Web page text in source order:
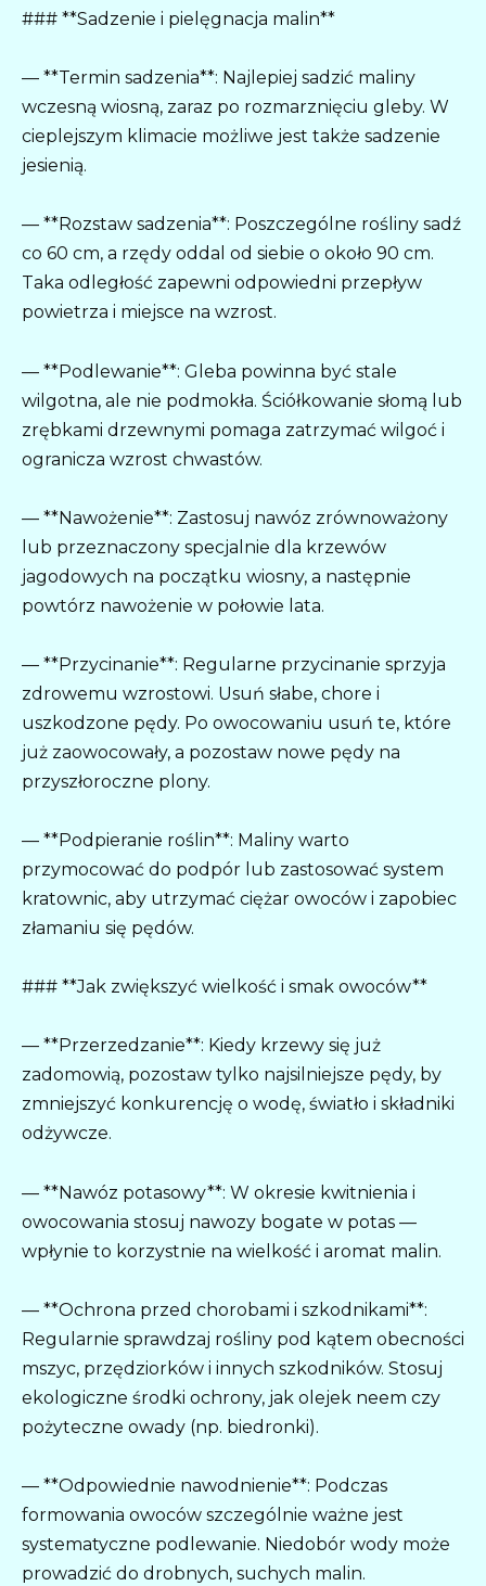
### **Sadzenie i pielęgnacja malin**
— **Termin sadzenia**: Najlepiej sadzić maliny
wczesną wiosną, zaraz po rozmarznięciu gleby. W
cieplejszym klimacie możliwe jest także sadzenie
jesienią.
— **Rozstaw sadzenia**: Poszczególne rośliny sadź
co 60 cm, a rzędy oddal od siebie o około 90 cm.
Taka odległość zapewni odpowiedni przepływ
powietrza i miejsce na wzrost.
— **Podlewanie**: Gleba powinna być stale
wilgotna, ale nie podmokła. Ściółkowanie słomą lub
zrębkami drzewnymi pomaga zatrzymać wilgoć i
ogranicza wzrost chwastów.
— **Nawożenie**: Zastosuj nawóz zrównoważony
lub przeznaczony specjalnie dla krzewów
jagodowych na początku wiosny, a następnie
powtórz nawożenie w połowie lata.
— **Przycinanie**: Regularne przycinanie sprzyja
zdrowemu wzrostowi. Usuń słabe, chore i
uszkodzone pędy. Po owocowaniu usuń te, które
już zaowocowały, a pozostaw nowe pędy na
przyszłoroczne plony.
— **Podpieranie roślin**: Maliny warto
przymocować do podpór lub zastosować system
kratownic, aby utrzymać ciężar owoców i zapobiec
złamaniu się pędów.
### **Jak zwiększyć wielkość i smak owoców**
— **Przerzedzanie**: Kiedy krzewy się już
zadomowią, pozostaw tylko najsilniejsze pędy, by
zmniejszyć konkurencję o wodę, światło i składniki
odżywcze.
— **Nawóz potasowy**: W okresie kwitnienia i
owocowania stosuj nawozy bogate w potas —
wpłynie to korzystnie na wielkość i aromat malin.
— **Ochrona przed chorobami i szkodnikami**:
Regularnie sprawdzaj rośliny pod kątem obecności
mszyc, przędziorków i innych szkodników. Stosuj
ekologiczne środki ochrony, jak olejek neem czy
pożyteczne owady (np. biedronki).
— **Odpowiednie nawodnienie**: Podczas
formowania owoców szczególnie ważne jest
systematyczne podlewanie. Niedobór wody może
prowadzić do drobnych, suchych malin.